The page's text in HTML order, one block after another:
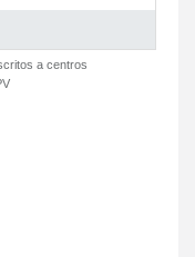
a centros